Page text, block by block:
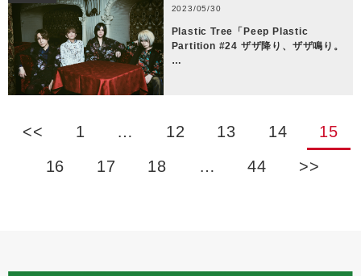
2023/05/30
Plastic Tree「Peep Plastic
Partition #24 ザザ降り、ザザ鳴り。
…
<< 1 … 12 13 14
15
16
17 18 … 44 >>